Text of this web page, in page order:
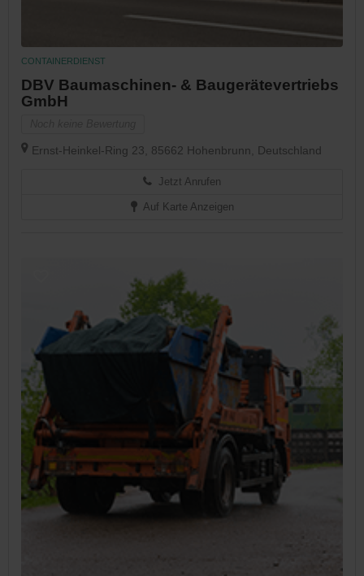
CONTAINERDIENST
DBV Baumaschinen- & Baugerätevertriebs
GmbH
Ernst-Heinkel-Ring 23, 85662 Hohenbrunn, Deutschland
Jetzt Anrufen
Auf Karte Anzeigen